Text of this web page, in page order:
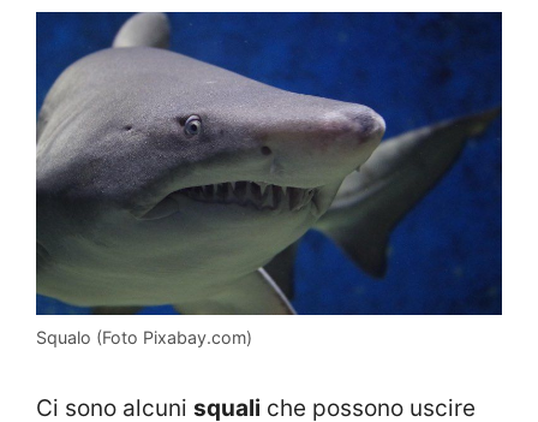
Squalo (Foto Pixabay.com)
Ci sono alcuni squali che possono uscire